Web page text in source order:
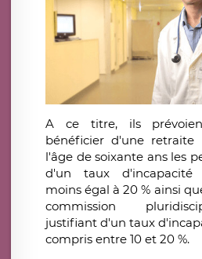
A ce titre, ils
bénéficier d'une
l'âge de soixante ans les
d'un taux d'incapacité
moins égal à 20 % ainsi
commission
justifiant d'un taux
compris entre 10 et 20 %.